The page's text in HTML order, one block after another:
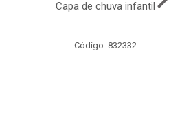
Capa de chuva infantil
Código: 832332